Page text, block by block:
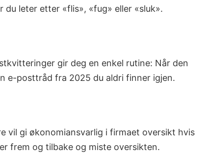
leter etter «flis», «fug» eller «sluk».
gir deg en enkel rutine: Når den
e-posttråd fra 2025 du aldri finner igjen.
vil gi økonomiansvarlig i firmaet oversikt hvis
frem og tilbake og miste oversikten.